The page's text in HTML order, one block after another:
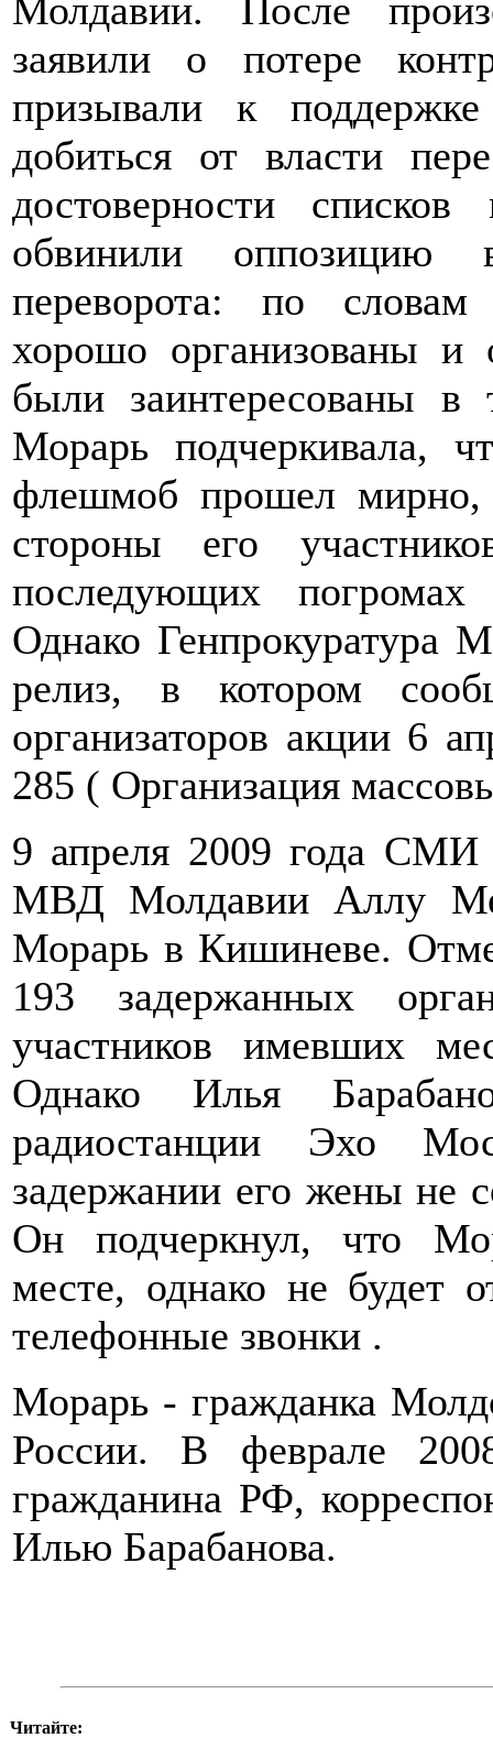
Молдавии. После
заявили о потере
призывали к
добиться от власти
достоверности
обвинили оппозицию
переворота: по
хорошо организованы и
были заинтересованы
Морарь подчеркивала,
флешмоб прошел мирно,
стороны его
последующих
Однако Генпрокуратура
релиз, в котором
организаторов акции 6
285 ( Организация
9 апреля 2009 года СМИ
МВД Молдавии Аллу
Морарь в Кишиневе.
193 задержанных
участников имевших
Однако Илья
радиостанции Эхо
задержании его жены не
Он подчеркнул, что
месте, однако не будет
телефонные звонки .
Морарь - гражданка
России. В феврале
гражданина РФ,
Илью Барабанова.
Читайте: